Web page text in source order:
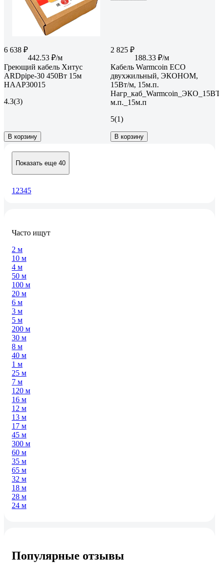
6 638 ₽
442.53 ₽/м
Греющий кабель Хитус
ARDpipe-30 450Вт 15м
HAAP30015
4.3(3)
В корзину
2 825 ₽
188.33 ₽/м
Кабель Warmcoin ECO
двухжильный, ЭКОНОМ,
15Вт/м, 15м.п.
м.п._15м.п
5(1)
В корзину
Показать еще 40
1 2345
Часто ищут
2 м
10 м
4 м
50 м
100 м
20 м
6 м
3 м
5 м
200 м
30 м
8 м
40 м
1 м
25 м
7 м
120 м
16 м
12 м
13 м
17 м
45 м
300 м
60 м
35 м
65 м
32 м
18 м
28 м
24 м
Популярные отзывы